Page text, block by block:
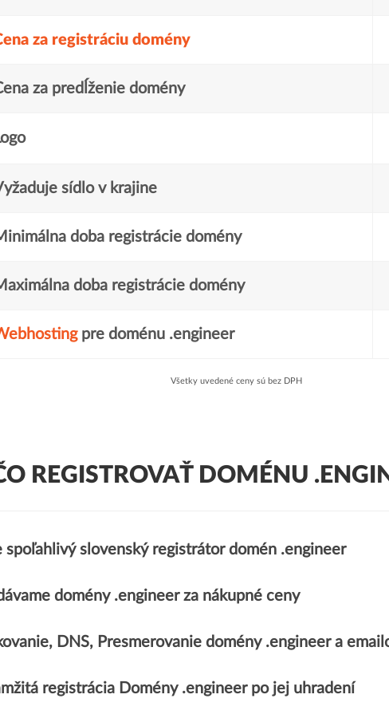
za registráciu domény
za predĺženie domény
sídlo v krajine
doba registrácie domény
doba registrácie domény
pre doménu .engineer
Všetky uvedené ceny sú bez DPH
REGISTROVAŤ DOMÉNU
spoľahlivý slovenský registrátor domén .engineer
domény .engineer za nákupné ceny
DNS, Presmerovanie domény .engineer a
registrácia Domény .engineer po jej uhradení